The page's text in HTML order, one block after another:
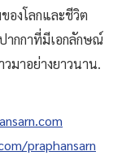
องโลกและชีวิต
ากกาที่มีเอกลักษณ์
มาอย่างยาวนาน.
praphansarn